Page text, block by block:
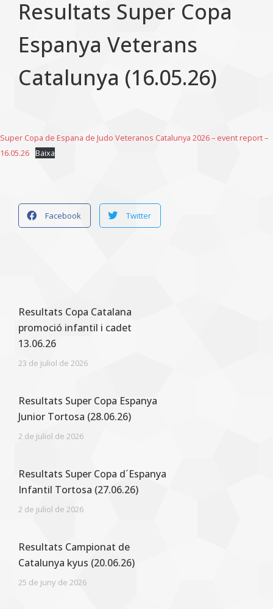
Resultats Super Copa
Espanya Veterans
Catalunya (16.05.26)
Super Copa de Espana de Judo Veteranos Catalunya 2026 – event report –
16.05.26 Baixa
Facebook Twitter
Resultats Copa Catalana
promoció infantil i cadet
13.06.26
23 de juliol de 2026
Resultats Super Copa Espanya
Junior Tortosa (28.06.26)
2 de juliol de 2026
Resultats Super Copa d´Espanya
Infantil Tortosa (27.06.26)
2 de juliol de 2026
Resultats Campionat de
Catalunya kyus (20.06.26)
25 de juny de 2026